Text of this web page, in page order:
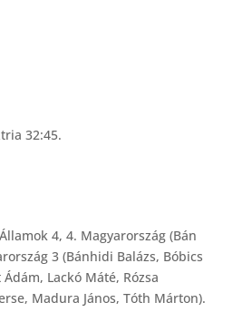
32:45.
4, 4. Magyarország (Bán
3 (Bánhidi Balázs, Bóbics
Lackó Máté, Rózsa
Madura János, Tóth Márton).